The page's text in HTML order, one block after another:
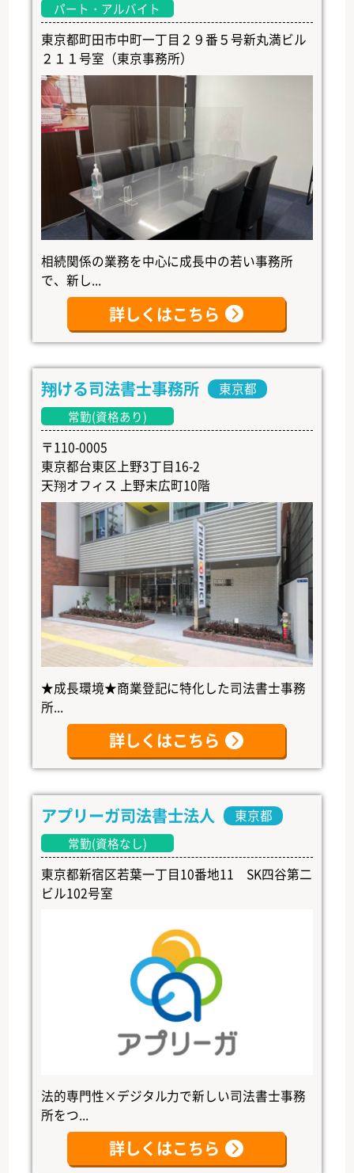
パート・アルバイト
東京都町田市中町一丁目２９番５号新丸満ビル
２１１号室（東京事務所）
相続関係の業務を中心に成長中の若い事務所
で、新し...
詳しくはこちら
翔ける司法書士事務所 東京都
常勤(資格あり)
〒110-0005
東京都台東区上野3丁目16-2
天翔オフィス 上野末広町10階
★成長環境★商業登記に特化した司法書士事務
所...
詳しくはこちら
アプリーガ司法書士法人 東京都
常勤(資格なし)
東京都新宿区若葉一丁目10番地11 SK四谷第二
ビル102号室
法的専門性×デジタル力で新しい司法書士事務
所をつ...
詳しくはこちら